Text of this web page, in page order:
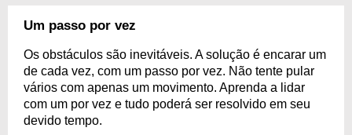
Um passo por vez
Os obstáculos são inevitáveis. A solução é encarar um
de cada vez, com um passo por vez. Não tente pular
vários com apenas um movimento. Aprenda a lidar
com um por vez e tudo poderá ser resolvido em seu
devido tempo.